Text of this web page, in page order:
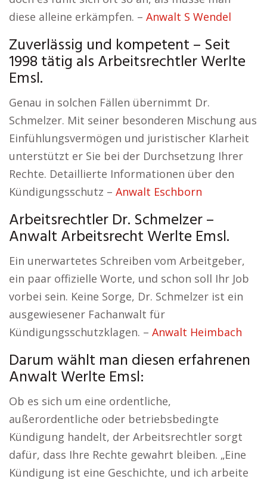
diese alleine erkämpfen. – Anwalt S Wendel
Zuverlässig und kompetent – Seit
1998 tätig als Arbeitsrechtler Werlte
Emsl.
Genau in solchen Fällen übernimmt Dr.
Schmelzer. Mit seiner besonderen Mischung aus
Einfühlungsvermögen und juristischer Klarheit
unterstützt er Sie bei der Durchsetzung Ihrer
Rechte. Detaillierte Informationen über den
Kündigungsschutz – Anwalt Eschborn
Arbeitsrechtler Dr. Schmelzer –
Anwalt Arbeitsrecht Werlte Emsl.
Ein unerwartetes Schreiben vom Arbeitgeber,
ein paar offizielle Worte, und schon soll Ihr Job
vorbei sein. Keine Sorge, Dr. Schmelzer ist ein
ausgewiesener Fachanwalt für
Kündigungsschutzklagen. – Anwalt Heimbach
Darum wählt man diesen erfahrenen
Anwalt Werlte Emsl:
Ob es sich um eine ordentliche,
außerordentliche oder betriebsbedingte
Kündigung handelt, der Arbeitsrechtler sorgt
dafür, dass Ihre Rechte gewahrt bleiben. „Eine
Kündigung ist eine Geschichte, und ich arbeite